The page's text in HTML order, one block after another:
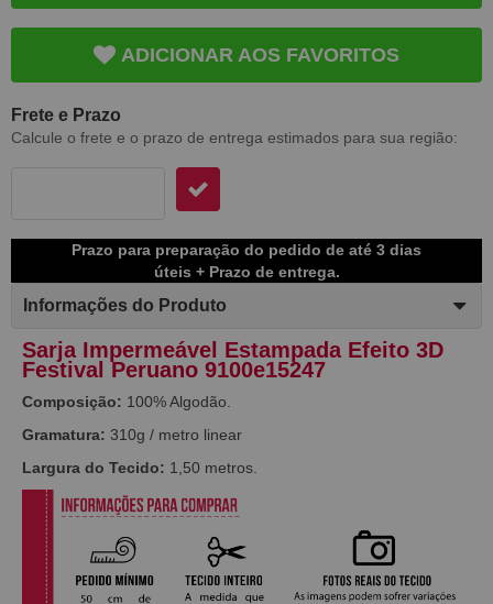
ADICIONAR AOS FAVORITOS
Frete e Prazo
Calcule o frete e o prazo de entrega estimados para sua região:
Prazo para preparação do pedido de até 3 dias
úteis + Prazo de entrega.
Informações do Produto
Sarja Impermeável Estampada Efeito 3D
Festival Peruano 9100e15247
Composição: 100% Algodão.
Gramatura: 310g / metro linear
Largura do Tecido: 1,50 metros.